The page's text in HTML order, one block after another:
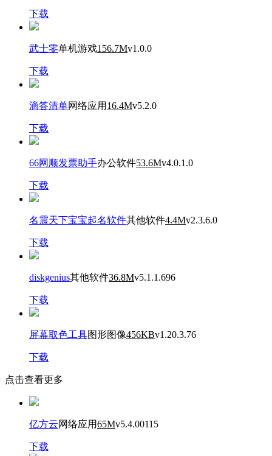
下载
武士零单机游戏156.7Mv1.0.0
下载
滴答清单网络应用 16.4Mv5.2.0
下载
66网顺发票助手办公软件53.6Mv4.0.1.0
下载
名震天下宝宝起名软件其他软件4.4Mv2.3.6.0
下载
diskgenius其他软件36.8Mv5.1.1.696
下载
屏幕取色工具图形图像456KBv1.20.3.76
下载
点击查看更多
亿方云网络应用65Mv5.4.00115
下载